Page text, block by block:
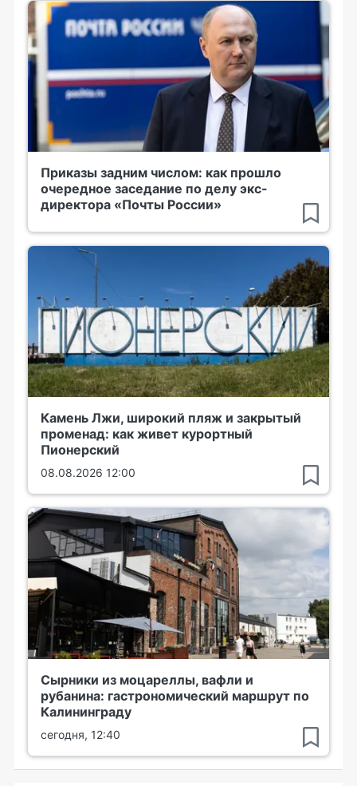
Приказы задним числом: как прошло
очередное заседание по делу экс-
директора «Почты России»
Камень Лжи, широкий пляж и закрытый
променад: как живет курортный
Пионерский
08.08.2026 12:00
Сырники из моцареллы, вафли и
рубанина: гастрономический маршрут по
Калининграду
сегодня, 12:40